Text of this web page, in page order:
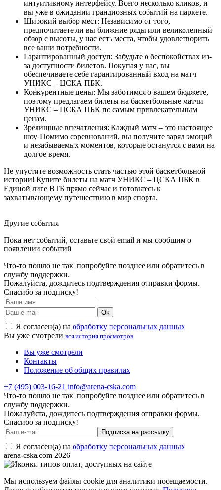
интуитивному интерфейсу. Всего несколько кликов, и
вы уже в ожидании грандиозных событий на паркете.
Широкий выбор мест: Независимо от того,
предпочитаете ли вы ближние ряды или великолепный
обзор с высоты, у нас есть места, чтобы удовлетворить
все ваши потребности.
Гарантированный доступ: Забудьте о беспокойствах из-
за доступности билетов. Покупая у нас, вы
обеспечиваете себе гарантированный вход на матч
УНИКС – ЦСКА ПБК.
Конкурентные цены: Мы заботимся о вашем бюджете,
поэтому предлагаем билеты на баскетбольные матчи
УНИКС – ЦСКА ПБК по самым привлекательным
ценам.
Зрелищные впечатления: Каждый матч – это настоящее
шоу. Помимо соревнований, вы получите заряд эмоций
и незабываемых моментов, которые останутся с вами на
долгое время.
Не упустите возможность стать частью этой баскетбольной
истории! Купите билеты на матч УНИКС – ЦСКА ПБК в
Единой лиге ВТБ прямо сейчас и готовьтесь к
захватывающему путешествию в мир спорта.
Другие события
Пока нет событий, оставьте свой email и мы сообщим о
появлении событий
Что-то пошло не так, попробуйте позднее или обратитесь в
службу поддержки.
Пожалуйста, дождитесь подтверждения отправки формы.
Спасибо за подписку!
Ok
Я согласен(а) на обработку персональных данных
Вы уже смотрели вся история просмотров
Вы уже смотрели
Контакты
Положение об общих правилах
+7 (495) 003-16-21 info@arena-cska.com
Что-то пошло не так, попробуйте позднее или обратитесь в
службу поддержки.
Пожалуйста, дождитесь подтверждения отправки формы.
Спасибо за подписку!
Подписка на рассылку
Я согласен(а) на обработку персональных данных
arena-cska.com 2026
Мы используем файлы cookie для аналитики посещаемости.